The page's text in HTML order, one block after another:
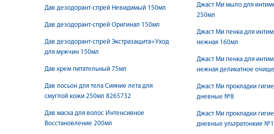
Дав дезодорант-спрей Невидимый 150мл
Дав дезодорант-спрей Оригинал 150мл
Дав дезодорант-спрей Экстразащита+Уход
для мужчин 150мл
Дав крем питательный 75мл
Дав лосьон для тела Сияние лета для
смуглой кожи 250мл 8265732
Дав маска для волос Интенсивное
Восстановление 200мл
Джаст Ми мыло для
250мл
Джаст Ми пенка для
нежная 160мл
Джаст Ми пенка для
нежная деликатное
Джаст Ми прокладки
дневные №8
Джаст Ми прокладки
дневные ультратонкие